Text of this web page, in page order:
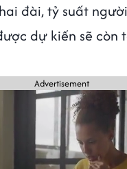
đài, tỷ suất
dự kiến sẽ còn
Advertisement